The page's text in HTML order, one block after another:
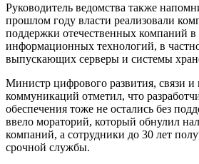
Руководитель ведомства также
прошлом году власти реализовали
поддержки отечественных компаний в
информационных технологий, в
выпускающих серверы и системы
Министр цифрового развития, связи и
коммуникаций отметил, что
обеспечения тоже не остались без
ввело мораторий, который обнулил
компаний, а сотрудники до 30 лет
срочной службы.